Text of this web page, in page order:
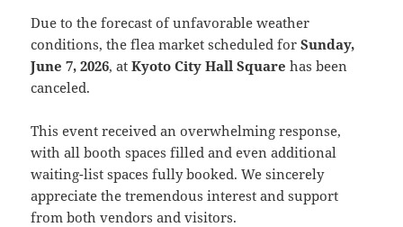
Due to the forecast of unfavorable weather
conditions, the flea market scheduled forSunday,
June 7, 2026, atKyoto City Hall Square has been
canceled.
This event received an overwhelming response,
with all booth spaces filled and even additional
waiting-list spaces fully booked. We sincerely
appreciate the tremendous interest and support
from both vendors and visitors.